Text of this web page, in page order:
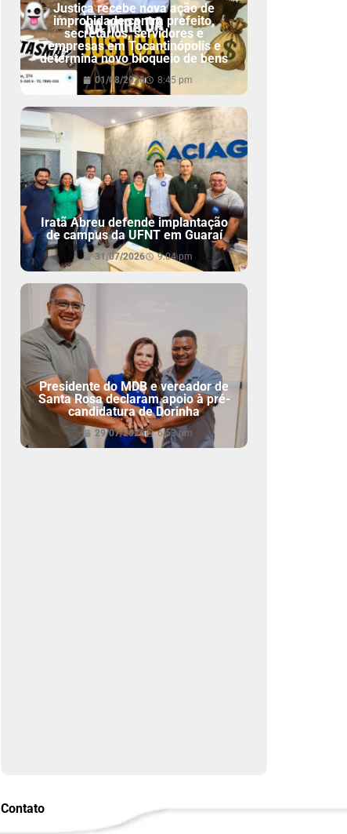
Justiça recebe nova ação de
improbidade contra prefeito,
secretários, servidores e
empresas em Tocantinópolis e
determina novo bloqueio de bens
01/08/2026 8:45 pm
Iratã Abreu defende implantação
de campus da UFNT em Guaraí
31/07/2026 9:04 pm
Presidente do MDB e vereador de
Santa Rosa declaram apoio à pré-
candidatura de Dorinha
29/07/2026 6:53 pm
Contato